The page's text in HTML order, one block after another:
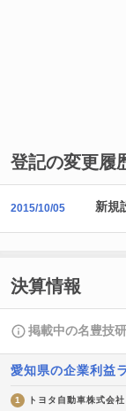
登記の変更履
2015/10/05 新規
決算情報
掲載中の名豊技
愛知県の企業利益
1 トヨタ自動車株式会社